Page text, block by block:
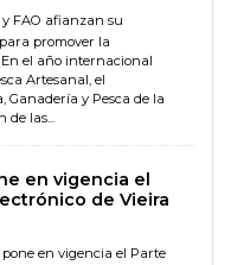
y FAO afianzan su
promover la
el año internacional
Artesanal, el
y Pesca de la
de las...
en vigencia el
de Vieira
pone en vigencia el Parte